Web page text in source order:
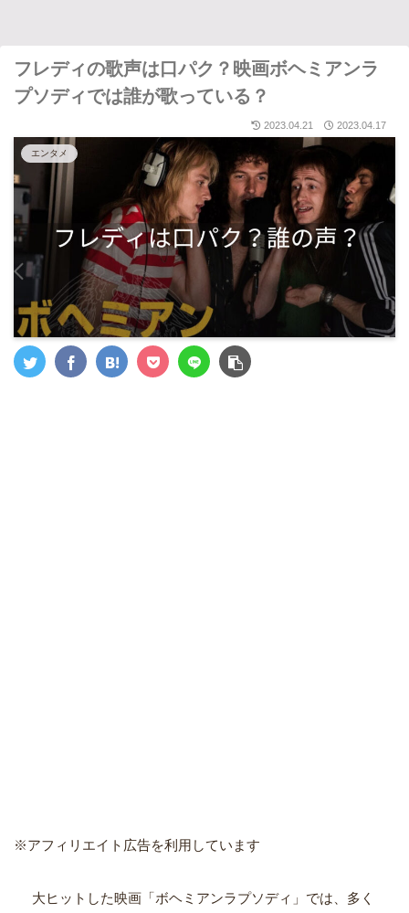
フレディの歌声は口パク？映画ボヘミアンラ
プソディでは誰が歌っている？
2023.04.21 2023.04.17
エンタメ
※アフィリエイト広告を利用しています
大ヒットした映画「ボヘミアンラプソディ」では、多く